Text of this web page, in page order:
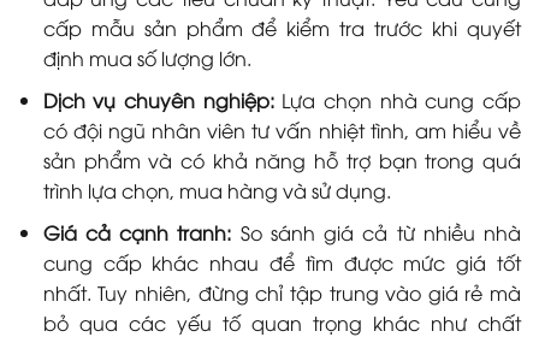
cấp mẫu sản phẩm để kiểm tra trước khi quyết
định mua số lượng lớn.
Dịch vụ chuyên nghiệp:Lựa chọn nhà cung cấp
có đội ngũ nhân viên tư vấn nhiệt tình, am hiểu về
sản phẩm và có khả năng hỗ trợ bạn trong quá
trình lựa chọn, mua hàng và sử dụng.
Giá cả cạnh tranh: So sánh giá cả từ nhiều nhà
cung cấp khác nhau để tìm được mức giá tốt
nhất. Tuy nhiên, đừng chỉ tập trung vào giá rẻ mà
bỏ qua các yếu tố quan trọng khác như chất